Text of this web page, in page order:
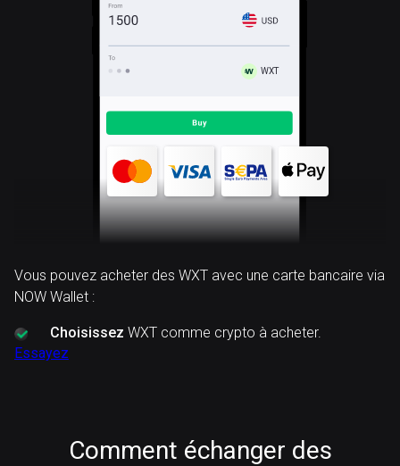
WXT
Vous pouvez acheter des WXT avec une carte bancaire via
NOW Wallet :
Choisissez WXT comme crypto à acheter.
Essayez
Comment échanger des